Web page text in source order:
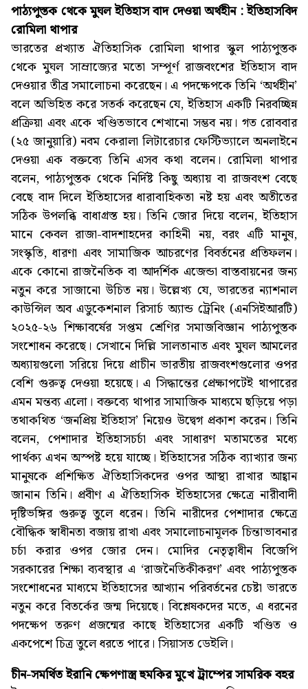
পাঠ্যপুস্তক থেকে মুঘল ইতিহাস বাদ দেওয়া অর্থহীন : ইতিহাসবিদ
রোমিলা থাপার
ভারতের প্রখ্যাত ঐতিহাসিক রোমিলা থাপার স্কুল পাঠ্যপুস্তক
থেকে মুঘল সাম্রাজ্যের মতো সম্পূর্ণ রাজবংশের ইতিহাস বাদ
দেওয়ার তীব্র সমালোচনা করেছেন। এ পদক্ষেপকে তিনি ‘অর্থহীন’
বলে অভিহিত করে সতর্ক করেছেন যে, ইতিহাস একটি নিরবচ্ছিন্ন
প্রক্রিয়া এবং একে খণ্ডিতভাবে শেখানো সম্ভব নয়। গত রোববার
(২৫ জানুয়ারি) নবম কেরালা লিটারেচার ফেস্টিভ্যালে অনলাইনে
দেওয়া এক বক্তব্যে তিনি এসব কথা বলেন। রোমিলা থাপার
বলেন, পাঠ্যপুস্তক থেকে নির্দিষ্ট কিছু অধ্যায় বা রাজবংশ বেছে
বেছে বাদ দিলে ইতিহাসের ধারাবাহিকতা নষ্ট হয় এবং অতীতের
সঠিক উপলব্ধি বাধাগ্রস্ত হয়। তিনি জোর দিয়ে বলেন, ইতিহাস
মানে কেবল রাজা-বাদশাহদের কাহিনী নয়, বরং এটি মানুষ,
সংস্কৃতি, ধারণা এবং সামাজিক আচরণের বিবর্তনের প্রতিফলন।
একে কোনো রাজনৈতিক বা আদর্শিক এজেন্ডা বাস্তবায়নের জন্য
নতুন করে সাজানো উচিত নয়। উল্লেখ্য যে, ভারতের ন্যাশনাল
কাউন্সিল অব এডুকেশনাল রিসার্চ অ্যান্ড ট্রেনিং (এনসিইআরটি)
২০২৫-২৬ শিক্ষাবর্ষের সপ্তম শ্রেণির সমাজবিজ্ঞান পাঠ্যপুস্তক
সংশোধন করেছে। সেখানে দিল্লি সালতানাত এবং মুঘল আমলের
অধ্যায়গুলো সরিয়ে দিয়ে প্রাচীন ভারতীয় রাজবংশগুলোর ওপর
বেশি গুরুত্ব দেওয়া হয়েছে। এ সিদ্ধান্তের প্রেক্ষাপটেই থাপারের
এমন মন্তব্য এলো। বক্তব্যে থাপার সামাজিক মাধ্যমে ছড়িয়ে পড়া
তথাকথিত ‘জনপ্রিয় ইতিহাস’ নিয়েও উদ্বেগ প্রকাশ করেন। তিনি
বলেন, পেশাদার ইতিহাসচর্চা এবং সাধারণ মতামতের মধ্যে
পার্থক্য এখন অস্পষ্ট হয়ে যাচ্ছে। ইতিহাসের সঠিক ব্যাখ্যার জন্য
মানুষকে প্রশিক্ষিত ঐতিহাসিকদের ওপর আস্থা রাখার আহ্বান
জানান তিনি। প্রবীণ এ ঐতিহাসিক ইতিহাসের ক্ষেত্রে নারীবাদী
দৃষ্টিভঙ্গির গুরুত্ব তুলে ধরেন। তিনি নারীদের পেশাদার ক্ষেত্রে
বৌদ্ধিক স্বাধীনতা বজায় রাখা এবং সমালোচনামূলক চিন্তাভাবনার
চর্চা করার ওপর জোর দেন। মোদির নেতৃত্বাধীন বিজেপি
সরকারের শিক্ষা ব্যবস্থার এ ‘রাজনৈতিকীকরণ’ এবং পাঠ্যপুস্তক
সংশোধনের মাধ্যমে ইতিহাসের আখ্যান পরিবর্তনের চেষ্টা ভারতে
নতুন করে বিতর্কের জন্ম দিয়েছে। বিশ্লেষকদের মতে, এ ধরনের
পদক্ষেপ তরুণ প্রজন্মের কাছে ইতিহাসের একটি খণ্ডিত ও
একপেশে চিত্র তুলে ধরতে পারে। সিয়াসত ডেইলি।
চীন-সমর্থিত ইরানি ক্ষেপণাস্ত্র হুমকির মুখে ট্রাম্পের সামরিক বহর